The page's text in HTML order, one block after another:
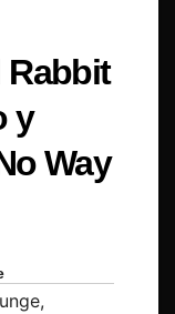
Rabbit
y
Way
,